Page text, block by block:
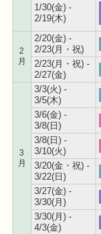
1/30(金) -
2/19(木)
2
月
2/20(金) -
2/23(月・祝)
2/23(月・祝) -
2/27(金)
3
月
3/3(火) -
3/5(木)
3/6(金) -
3/8(日)
3/8(日) -
3/10(火)
3/20(金・祝) -
3/22(日)
3/27(金) -
3/30(月)
3/30(月) -
4/3(金)